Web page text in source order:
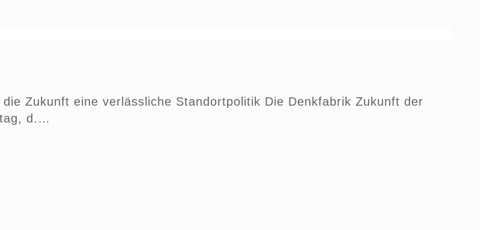
Zukunft eine verlässliche Standortpolitik Die Denkfabrik Zukunft der
d.…